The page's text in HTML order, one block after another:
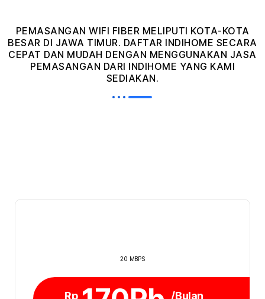
PEMASANGAN WIFI FIBER MELIPUTI KOTA-KOTA
BESAR DI JAWA TIMUR. DAFTAR INDIHOME SECARA
CEPAT DAN MUDAH DENGAN MENGGUNAKAN JASA
PEMASANGAN DARI INDIHOME YANG KAMI
SEDIAKAN.
20 MBPS
Rp /Bulan